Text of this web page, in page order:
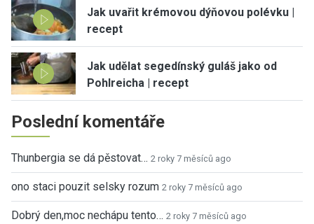
Jak uvařit krémovou dýňovou polévku |
recept
Jak udělat segedínský guláš jako od
Pohlreicha | recept
Poslední komentáře
Thunbergia se dá pěstovat… 2 roky 7 měsíců ago
ono staci pouzit selsky rozum 2 roky 7 měsíců ago
Dobrý den,moc nechápu tento… 2 roky 7 měsíců ago